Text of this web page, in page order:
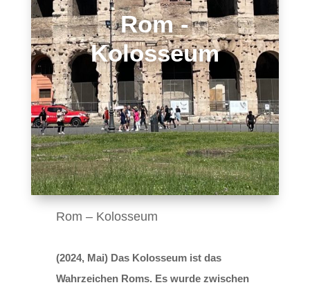
Rom -
Kolosseum
Rom – Kolosseum
(2024, Mai) Das Kolosseum ist das
Wahrzeichen Roms. Es wurde zwischen